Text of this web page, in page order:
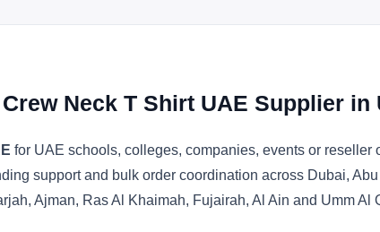
Neck T Shirt UAE Supplier in
for UAE schools, colleges, companies, events or reseller
support and bulk order coordination across Dubai,
Ajman, Ras Al Khaimah, Fujairah, Al Ain and Umm Al